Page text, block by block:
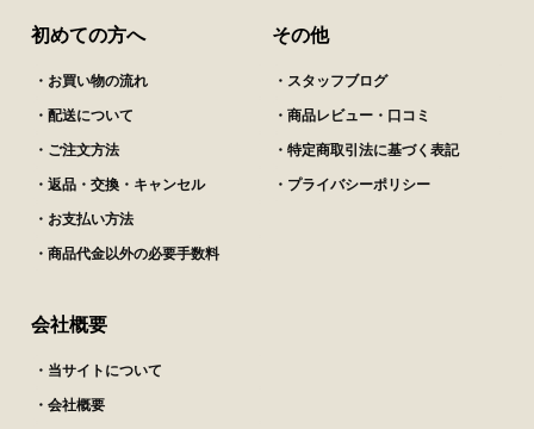
美味しいかった
購入済み
す。
2026/01/16
購入済み
初めての方へ
・お買い物の流れ
・配送について
・ご注文方法
・返品・交換・キャンセル
・お支払い方法
・商品代金以外の必要手数料
その他
・スタッフブログ
・商品レビュー・口コミ
・特定商取引法に基づく表記
・プライバシーポリシー
会社概要
・当サイトについて
・会社概要